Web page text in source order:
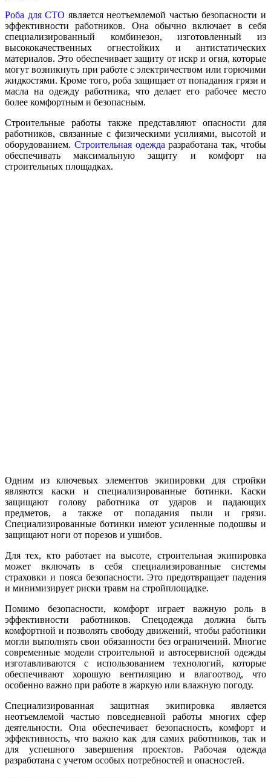
Роба для СТО является неотъемлемой частью безопасности и
эффективности работников. Она обычно включает в себя
специализированный комбинезон, изготовленный из
высококачественных огнестойких и антистатических
материалов. Это обеспечивает защиту от искр и огня, которые
могут возникнуть при работе с электричеством или горючими
жидкостями. Кроме того, роба защищает от попадания грязи и
масла на одежду работника, что делает его рабочее место
более комфортным и безопасным.
Строительные работы также представляют опасности для
работников, связанные с физическими усилиями, высотой и
оборудованием. Строительная одежда разработана так, чтобы
обеспечивать максимальную защиту и комфорт на
строительных площадках.
Одним из ключевых элементов экипировки для стройки
являются каски и специализированные ботинки. Каски
защищают голову работника от ударов и падающих
предметов, а также от попадания пыли и грязи.
Специализированные ботинки имеют усиленные подошвы и
защищают ноги от порезов и ушибов.
Для тех, кто работает на высоте, строительная экипировка
может включать в себя специализированные системы
страховки и пояса безопасности. Это предотвращает падения
и минимизирует риски травм на стройплощадке.
Помимо безопасности, комфорт играет важную роль в
эффективности работников. Спецодежда должна быть
комфортной и позволять свободу движений, чтобы работники
могли выполнять свои обязанности без ограничений. Многие
современные модели строительной и автосервисной одежды
изготавливаются с использованием технологий, которые
обеспечивают хорошую вентиляцию и влагоотвод, что
особенно важно при работе в жаркую или влажную погоду.
Специализированная защитная экипировка является
неотъемлемой частью повседневной работы многих сфер
деятельности. Она обеспечивает безопасность, комфорт и
эффективность, что важно как для самих работников, так и
для успешного завершения проектов. Рабочая одежда
разработана с учетом особых потребностей и опасностей.